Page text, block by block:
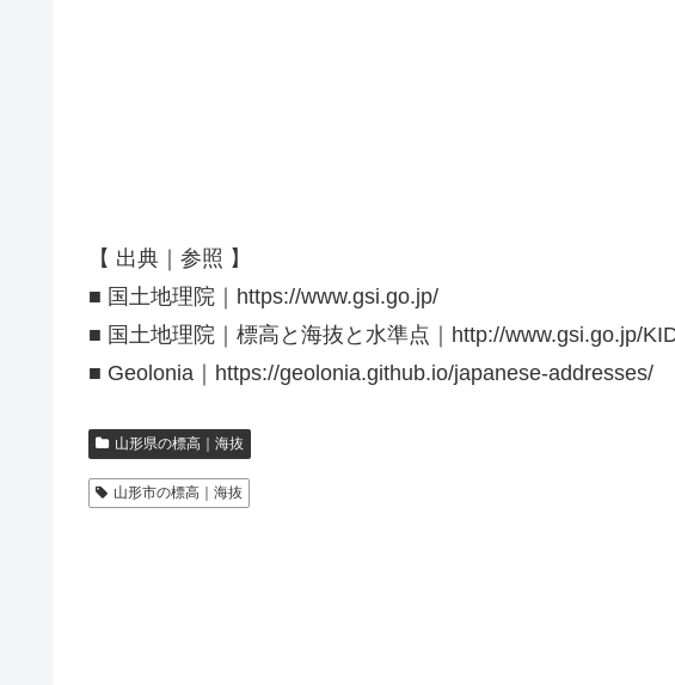
【 出典｜参照 】
■ 国土地理院｜https://www.gsi.go.jp/
■ 国土地理院｜標高と海抜と水準点｜http://www.gsi.go.jp/
■ Geolonia｜https://geolonia.github.io/japanese-addresses/
山形県の標高｜海抜
山形市の標高｜海抜